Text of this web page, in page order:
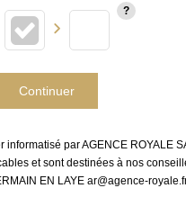
Continuer
par AGENCE
et sont destinées à nos
EN LAYE ar@agence-